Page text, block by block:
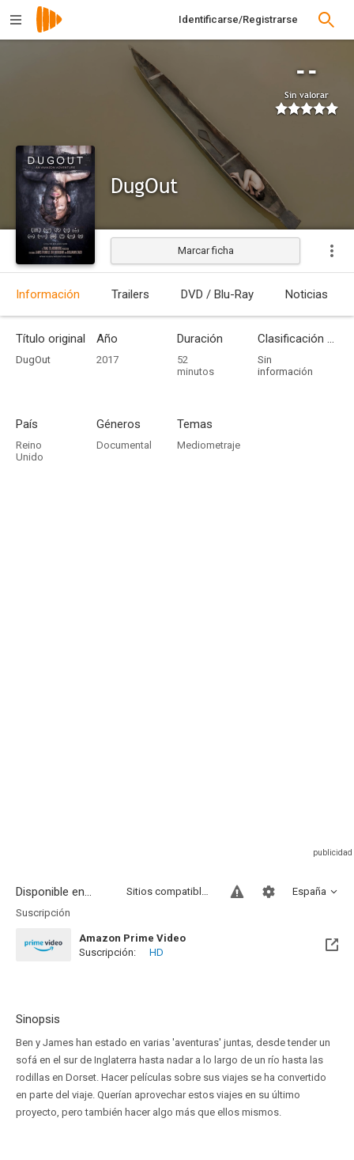
Identificarse/Registrarse
--
Sin valorar
DugOut
Estrenada
Marcar ficha
Información Trailers DVD / Blu-Ray Noticias
Título original
DugOut
Año
2017
Duración
52
minutos
Clasificación por edades
Sin
información
País
Reino
Unido
Géneros
Documental
Temas
Mediometraje
Disponible en... España
Sitios compatibles
Suscripción
Amazon Prime Video
Suscripción:
HD
Sinopsis
Ben y James han estado en varias 'aventuras' juntas, desde tender un
sofá en el sur de Inglaterra hasta nadar a lo largo de un río hasta las
rodillas en Dorset. Hacer películas sobre sus viajes se ha convertido
en parte del viaje. Querían aprovechar estos viajes en su último
proyecto, pero también hacer algo más que ellos mismos.